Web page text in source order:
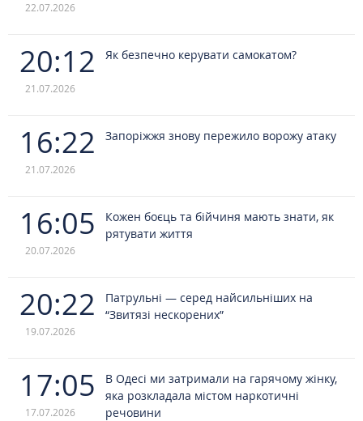
22.07.2026
20:12
21.07.2026
Як безпечно керувати самокатом?
16:22
21.07.2026
Запоріжжя знову пережило ворожу атаку
16:05
20.07.2026
Кожен боєць та бійчиня мають знати, як
рятувати життя
20:22
19.07.2026
Патрульні — серед найсильніших на
“Звитязі нескорених”
17:05
17.07.2026
В Одесі ми затримали на гарячому жінку,
яка розкладала містом наркотичні
речовини